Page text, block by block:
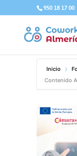
950 18 17 00
Inicio
Contenido